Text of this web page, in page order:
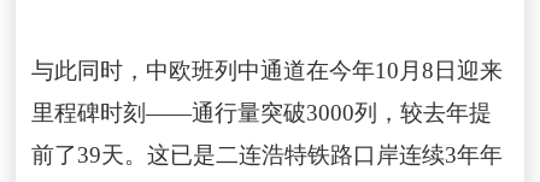
与此同时，中欧班列中通道在今年10月8日迎来
里程碑时刻——通行量突破3000列，较去年提
前了39天。这已是二连浩特铁路口岸连续3年年